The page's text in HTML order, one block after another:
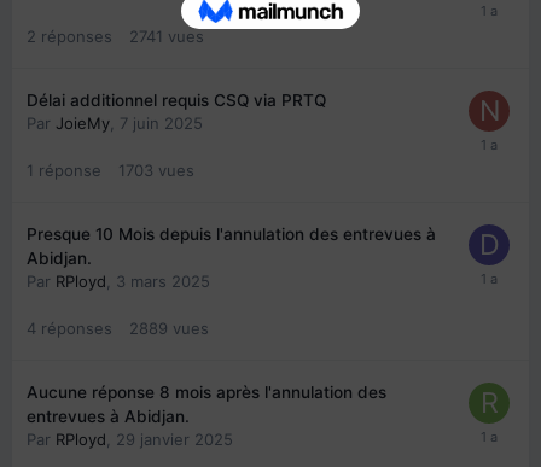
2 réponses 2741 vues
Délai additionnel requis CSQ via PRTQ
Par JoieMy 7 juin 2025
1 réponse 1703 vues
Presque 10 Mois depuis l'annulation des entrevues à
Abidjan.
Par RPloyd 3 mars 2025
4 réponses 2889 vues
Aucune réponse 8 mois après l'annulation des
entrevues à Abidjan.
Par RPloyd 29 janvier 2025